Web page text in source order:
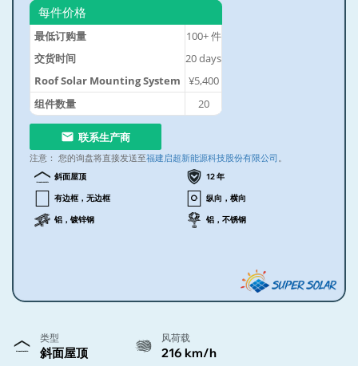
每件价格
最低订购量 100+件
交货时间
20days
Roof Solar Mounting System
¥5,400
组件数量
20
联系生产商
注意： 您的询盘将直接发送至福建启超新能源科技股份有限公司 。
斜面屋顶 12 年
有边框，无边框 纵向，横向
铝，镀锌钢 铝，不锈钢
类型
斜面屋顶
风荷载
216 km/h